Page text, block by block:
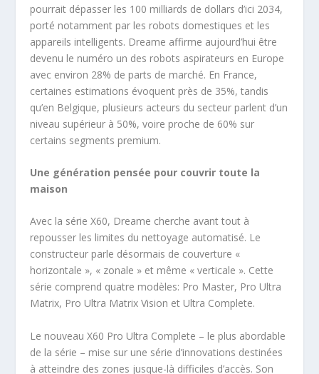
pourrait dépasser les 100 milliards de dollars d’ici 2034,
porté notamment par les robots domestiques et les
appareils intelligents. Dreame affirme aujourd’hui être
devenu le numéro un des robots aspirateurs en Europe
avec environ 28% de parts de marché. En France,
certaines estimations évoquent près de 35%, tandis
qu’en Belgique, plusieurs acteurs du secteur parlent d’un
niveau supérieur à 50%, voire proche de 60% sur
certains segments premium.
Une génération pensée pour couvrir toute la
maison
Avec la série X60, Dreame cherche avant tout à
repousser les limites du nettoyage automatisé. Le
constructeur parle désormais de couverture «
horizontale », « zonale » et même « verticale ». Cette
série comprend quatre modèles: Pro Master, Pro Ultra
Matrix, Pro Ultra Matrix Vision et Ultra Complete.
Le nouveau X60 Pro Ultra Complete – le plus abordable
de la série – mise sur une série d’innovations destinées
à atteindre des zones jusque-là difficiles d’accès. Son